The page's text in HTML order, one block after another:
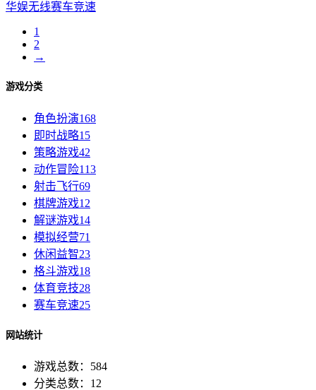
华娱无线赛车竞速
1
2
→
游戏分类
角色扮演168
即时战略15
策略游戏42
动作冒险113
射击飞行69
棋牌游戏12
解谜游戏14
模拟经营71
休闲益智23
格斗游戏18
体育竞技28
赛车竞速25
网站统计
游戏总数：584
分类总数：12